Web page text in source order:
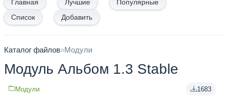
Главная Лучшие
Популярные
Список
Добавить
Каталог файлов»Модули
Модуль Альбом 1.3 Stable
1683
Модули